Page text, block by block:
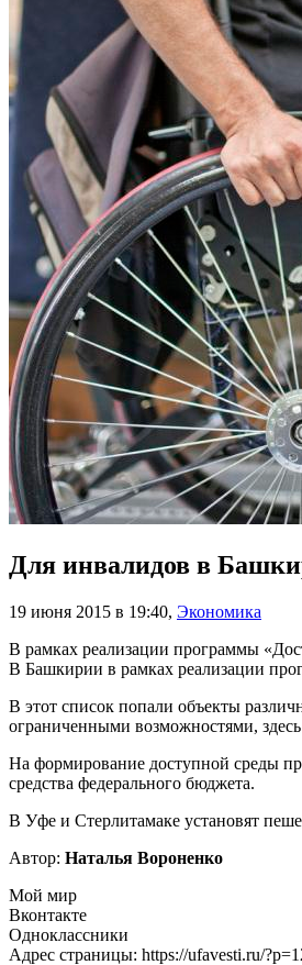
Для инвалидов в
19 июня 2015 в 19:40, Экономика
В рамках реализации программы
В Башкирии в рамках реализации
В этот список попали объекты
ограниченными возможностями,
На формирование доступной среды
средства федерального бюджета.
В Уфе и Стерлитамаке установят
Автор: Наталья Вороненко
Мой мир
Вконтакте
Одноклассники
Адрес страницы: https://ufavesti.ru/